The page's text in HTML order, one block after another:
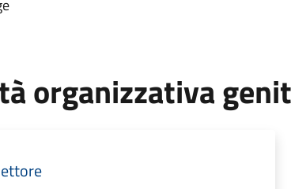
organizzativa